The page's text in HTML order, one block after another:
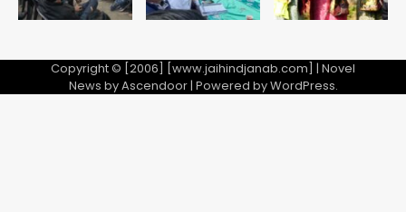
Copyright © [2006] [www.jaihindjanab.com] | Novel
News byAscendoor| Powered byWordPress.